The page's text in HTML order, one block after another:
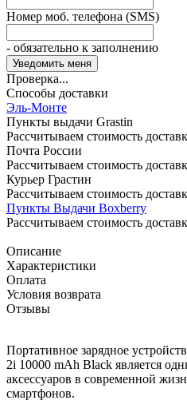
Номер моб. телефона (SMS)
- обязательно к заполнению
Проверка...
Способы доставки
Эль-Монте
Пункты выдачи Grastin
Рассчитываем стоимость
Почта России
Рассчитываем стоимость
Курьер Грастин
Рассчитываем стоимость
Пункты Выдачи Boxberry
Рассчитываем стоимость
Описание
Характеристики
Оплата
Условия возврата
Отзывы
Портативное зарядное
2i 10000 mAh Black является
аксессуаров в современной
смартфонов.